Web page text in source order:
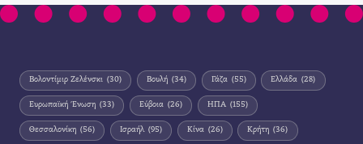
Βολοντίμιρ Ζελένσκι (30) Βουλή (34) Γάζα (55) Ελλάδα (28)
Ευρωπαϊκή Ένωση (33) Εύβοια (26) ΗΠΑ (155)
Θεσσαλονίκη (56) Ισραήλ (95) Κίνα (26) Κρήτη (36)